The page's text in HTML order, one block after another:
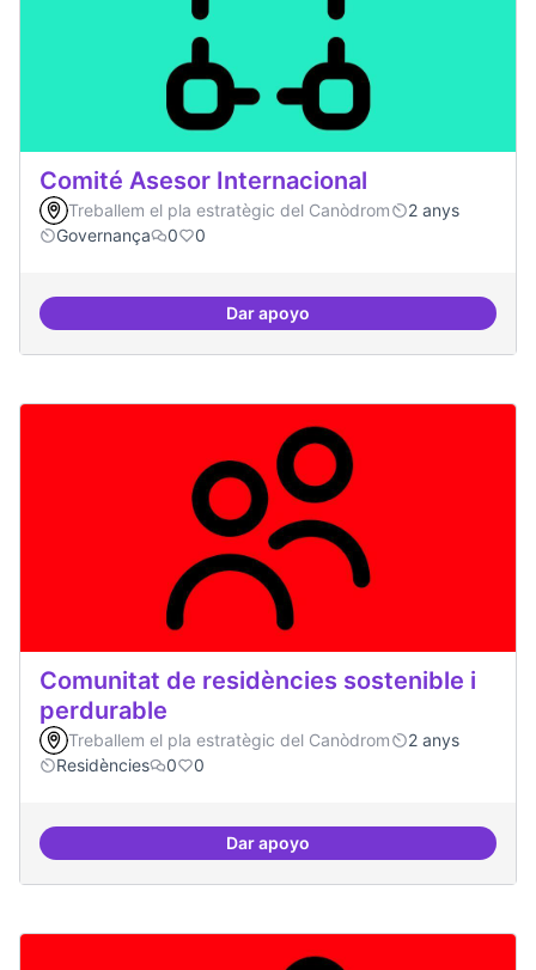
Comité Asesor Internacional
Treballem el pla estratègic del Canòdrom
2 anys
Governança
0 0
Dar apoyoComité Asesor Internacional
Comunitat de residències sostenible i
perdurable
Treballem el pla estratègic del Canòdrom
2 anys
Residències
0 0
Dar apoyo Comunitat